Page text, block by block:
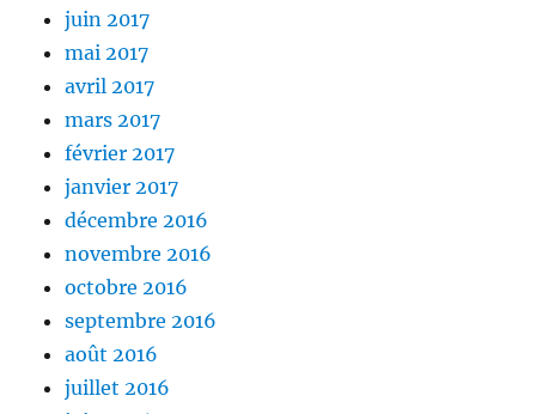
juin 2017
mai 2017
avril 2017
mars 2017
février 2017
janvier 2017
décembre 2016
novembre 2016
octobre 2016
septembre 2016
août 2016
juillet 2016